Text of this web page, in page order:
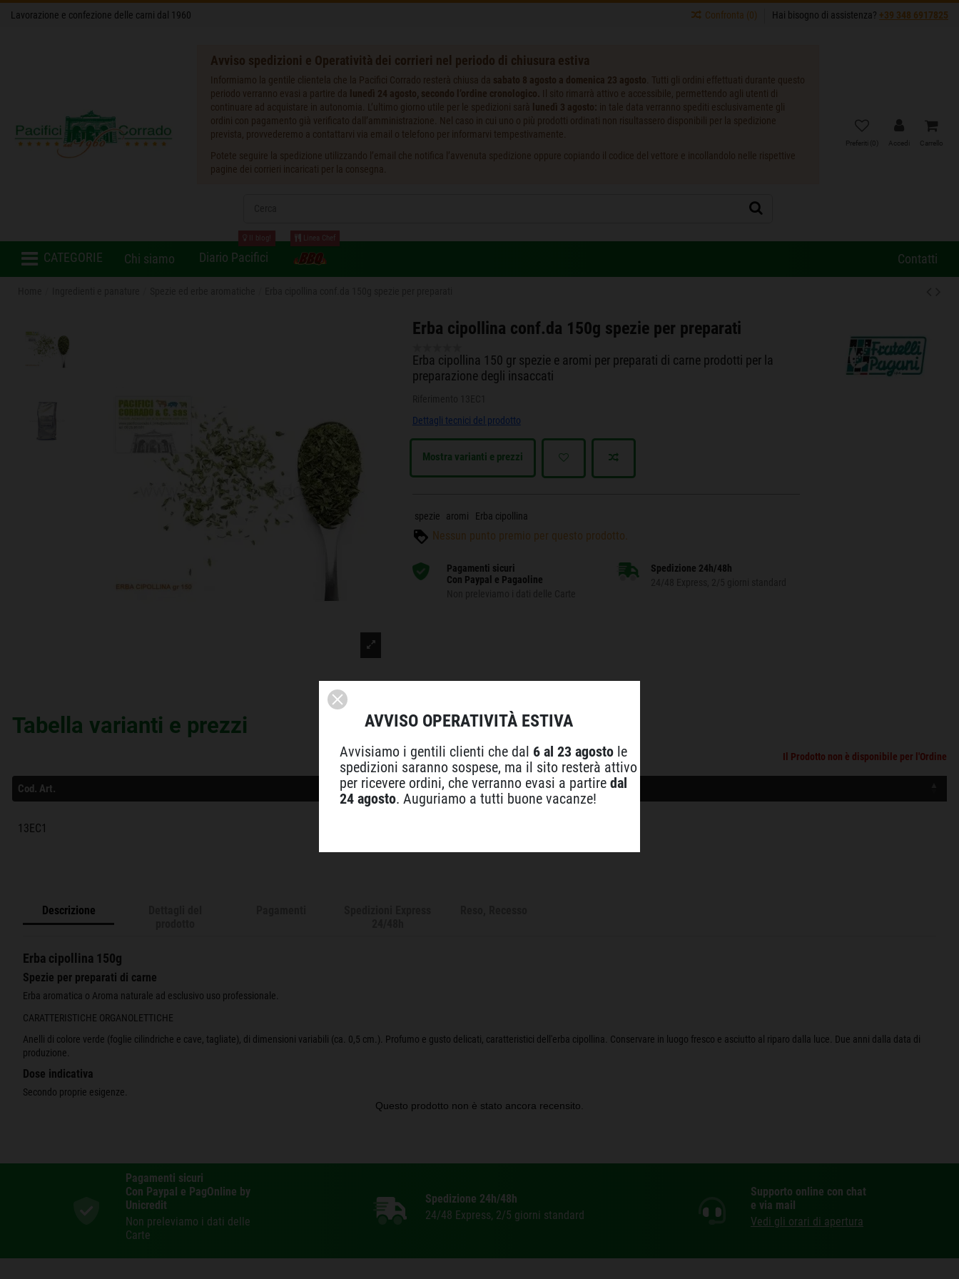
Lavorazione e confezione delle carni dal 1960 Confronta (0) Hai bisogno di assistenza? +39 348 6917825
Avviso spedizioni e Operatività dei corrieri nel periodo di chiusura estiva
Informiamo la gentile clientela che la Pacifici Corrado resterà chiusa da sabato 8 agosto a domenica 23 agosto . Tutti gli ordini effettuati durante questo
periodo verranno evasi a partire da lunedì 24 agosto, secondo l’ordine cronologico. Il sito rimarrà attivo e accessibile, permettendo agli utenti di
continuare ad acquistare in autonomia. L’ultimo giorno utile per le spedizioni sarà lunedì 3 agosto: in tale data verranno spediti esclusivamente gli
ordini con pagamento già verificato dall’amministrazione. Nel caso in cui uno o più prodotti ordinati non risultassero disponibili per la spedizione
prevista, provvederemo a contattarvi via email o telefono per informarvi tempestivamente.
Potete seguire la spedizione utilizzando l’email che notifica l’avvenuta spedizione oppure copiando il codice del vettore e incollandolo nelle rispettive
pagine dei corrieri incaricati per la consegna.
Preferiti ( 0 Accedi Carrello
CATEGORIE Chi siamo Contatti
Diario Pacifici
Il blog! Linea Chef
Erba cipollina conf.da 150g spezie per preparati
Erba cipollina 150 gr spezie e aromi per preparati di carne prodotti per la
preparazione degli insaccati
Dettagli tecnici del prodotto
Mostra varianti e prezzi
spezie aromi Erba cipollina
Nessun punto premio per questo prodotto.
Pagamenti sicuri
Con Paypal e Pagaoline
Spedizione 24h/48h
Tabella varianti e prezzi
Il Prodotto non è disponibile per l'Ordine
Cod. Art.
13EC1
Descrizione
Erba cipollina 150g
Spezie per preparati di carne
Erba aromatica o Aroma naturale ad esclusivo uso professionale.
CARATTERISTICHE ORGANOLETTICHE
Anelli di colore verde (foglie cilindriche e cave, tagliate), di dimensioni variabili (ca. 0,5 cm.). Profumo e gusto delicati, caratteristici dell'erba cipollina. Conservare in luogo fresco e asciutto al riparo dalla luce. Due anni dalla data di
produzione.
Dose indicativa
Secondo proprie esigenze.
Pagamenti sicuri
Con Paypal e PagOnline by
Unicredit
Non preleviamo i dati delle
Carte
Spedizione 24h/48h
24/48 Express, 2/5 giorni standard
Supporto online con chat
e via mail
Vedi gli orari di apertura
AVVISO OPERATIVITÀ ESTIVA
Avvisiamo i gentili clienti che dal 6 al 23 agosto le
spedizioni saranno sospese, ma il sito resterà attivo
per ricevere ordini, che verranno evasi a partire dal
24 agosto. Auguriamo a tutti buone vacanze!